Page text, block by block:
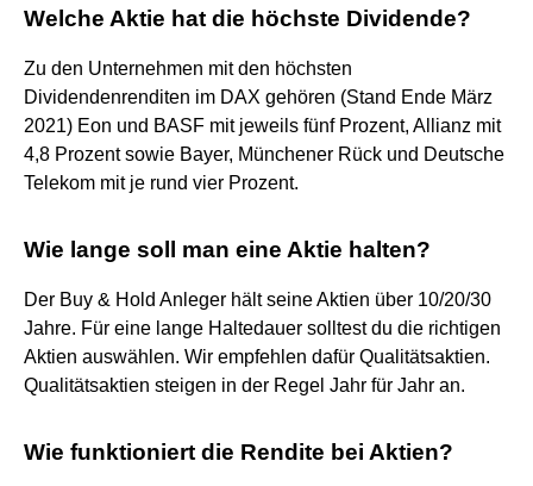
Welche Aktie hat die höchste Dividende?
Zu den Unternehmen mit den höchsten
Dividendenrenditen im DAX gehören (Stand Ende März
2021) Eon und BASF mit jeweils fünf Prozent, Allianz mit
4,8 Prozent sowie Bayer, Münchener Rück und Deutsche
Telekom mit je rund vier Prozent.
Wie lange soll man eine Aktie halten?
Der Buy & Hold Anleger hält seine Aktien über 10/20/30
Jahre. Für eine lange Haltedauer solltest du die richtigen
Aktien auswählen. Wir empfehlen dafür Qualitätsaktien.
Qualitätsaktien steigen in der Regel Jahr für Jahr an.
Wie funktioniert die Rendite bei Aktien?